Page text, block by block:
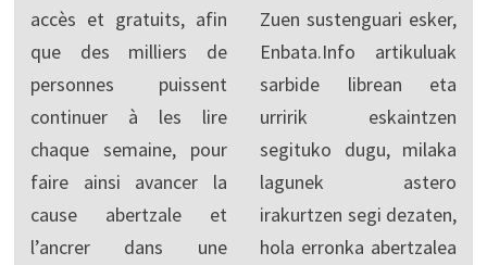
accès et gratuits, afin
que des milliers de
personnes puissent
continuer à les lire
chaque semaine, pour
faire ainsi avancer la
cause abertzale et
l’ancrer dans une
Zuen sustenguari esker,
Enbata.Info artikuluak
sarbide librean eta
urririk eskaintzen
segituko dugu, milaka
lagunek astero
irakurtzen segi dezaten,
hola erronka abertzalea